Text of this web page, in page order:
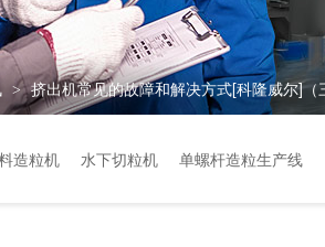
> 挤出机常见的故障和解决方式[科隆威尔]（
造粒机 水下切粒机 单螺杆造粒生产线